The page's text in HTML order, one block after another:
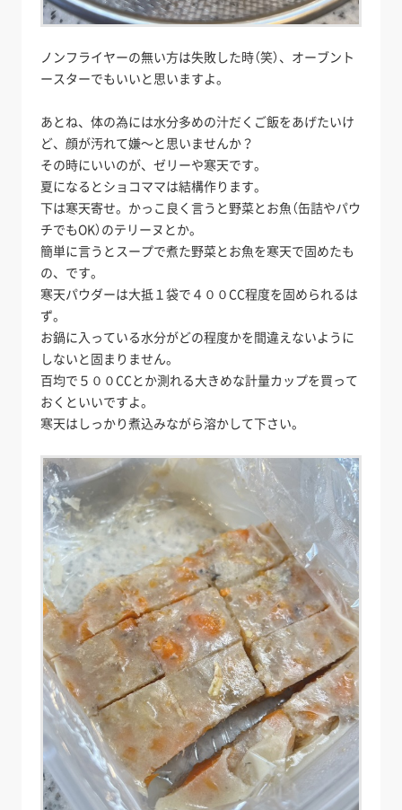
ノンフライヤーの無い方は失敗した時（笑）、オーブント
ースターでもいいと思いますよ。
あとね、体の為には水分多めの汁だくご飯をあげたいけ
ど、顔が汚れて嫌～と思いませんか？
その時にいいのが、ゼリーや寒天です。
夏になるとショコママは結構作ります。
下は寒天寄せ。かっこ良く言うと野菜とお魚（缶詰やパウ
チでもOK）のテリーヌとか。
簡単に言うとスープで煮た野菜とお魚を寒天で固めたも
の、です。
寒天パウダーは大抵１袋で４００CC程度を固められるは
ず。
お鍋に入っている水分がどの程度かを間違えないように
しないと固まりません。
百均で５００CCとか測れる大きめな計量カップを買って
おくといいですよ。
寒天はしっかり煮込みながら溶かして下さい。